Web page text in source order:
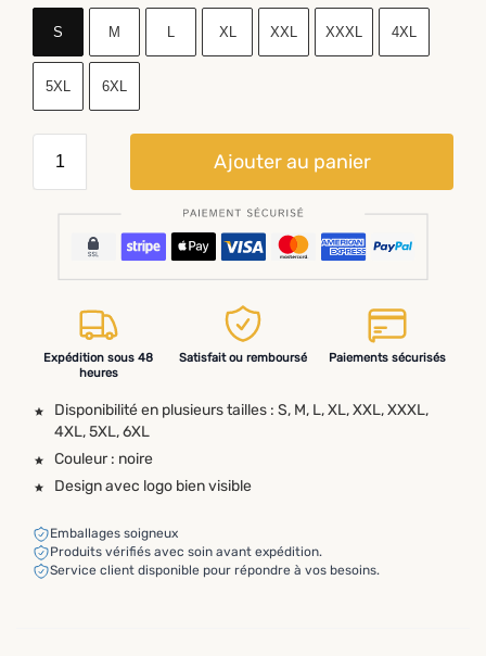
S M XL XXL XXXL 4XL
5XL 6XL
Ajouter au panier
Expédition sous 48
heures
Satisfait ou remboursé Paiements sécurisés
Disponibilité en plusieurs tailles : S, M, L, XL, XXL, XXXL,
4XL, 5XL, 6XL
Couleur : noire
Design avec logo bien visible
Emballages soigneux
Produits vérifiés avec soin avant expédition.
Service client disponible pour répondre à vos besoins.